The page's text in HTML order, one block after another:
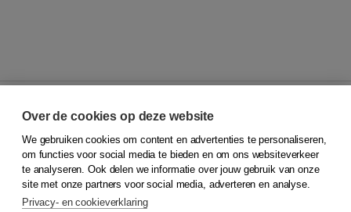
© 2026Koninklijke Boom uitgevers
Klantenservice
Service & informatie
Contact
Over de cookies op deze website
We gebruiken cookies om content en advertenties te personaliseren,
om functies voor social media te bieden en om ons websiteverkeer
te analyseren. Ook delen we informatie over jouw gebruik van onze
site met onze partners voor social media, adverteren en analyse.
Privacy- en cookieverklaring